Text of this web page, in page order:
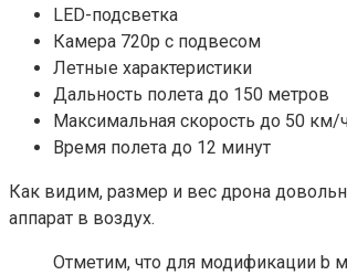
LED-подсветка
Камера 720p с подвесом
Летные характеристики
Дальность полета до 150 метров
Максимальная скорость до 50 км/
Время полета до 12 минут
Как видим, размер и вес дрона
аппарат в воздух.
Отметим, что для модификации b